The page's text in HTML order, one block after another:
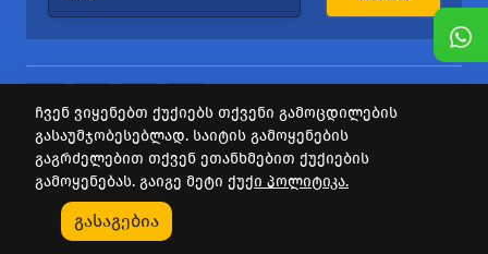
Კატეგორიები Აქციები
ყველა უფლება დაცულია
საიტის პროვაიდერი Webdoors.ge
ჩვენ ვიყენებთ ქუქიებს თქვენი გამოცდილების
გასაუმჯობესებლად. საიტის გამოყენების
გაგრძელებით თქვენ ეთანხმებით ქუქიების
გამოყენებას. გაიგე მეტი ქუქი პოლიტიკა.
გასაგებია